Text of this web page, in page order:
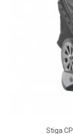
Stiga